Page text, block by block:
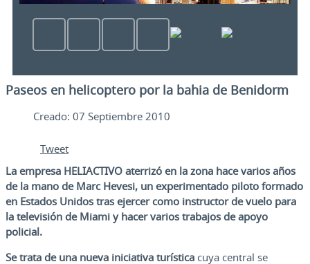
Paseos en helicoptero por la bahia de Benidorm
Creado: 07 Septiembre 2010
Tweet
La empresa HELIACTIVO aterrizó en la zona hace varios años
de la mano de Marc Hevesi, un experimentado piloto formado
en Estados Unidos tras ejercer como instructor de vuelo para
la televisión de Miami y hacer varios trabajos de apoyo
policial.
Se trata de una nueva iniciativa turística cuya central se